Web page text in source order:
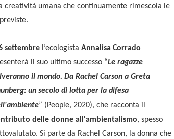
umana che continuamente rimescola le
settembre l’ecologista Annalisa Corrado
il suo ultimo successo “Le ragazze
il mondo. Da Rachel Carson a Greta
un secolo di lotta per la difesa
” (People, 2020), che racconta il
delle donne all'ambientalismo, spesso
Si parte da Rachel Carson, la donna che